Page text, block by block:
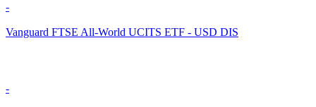
-
Vanguard FTSE All-World UCITS ETF - USD DIS
-